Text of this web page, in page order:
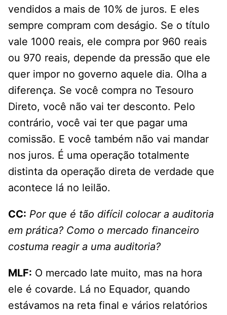
vendidos a mais de 10% de juros. E eles
sempre compram com deságio. Se o título
vale 1000 reais, ele compra por 960 reais
ou 970 reais, depende da pressão que ele
quer impor no governo aquele dia. Olha a
diferença. Se você compra no Tesouro
Direto, você não vai ter desconto. Pelo
contrário, você vai ter que pagar uma
comissão. E você também não vai mandar
nos juros. É uma operação totalmente
distinta da operação direta de verdade que
acontece lá no leilão.
CC: Por que é tão difícil colocar a auditoria
em prática? Como o mercado financeiro
costuma reagir a uma auditoria?
MLF: O mercado late muito, mas na hora
ele é covarde. Lá no Equador, quando
estávamos na reta final e vários relatórios